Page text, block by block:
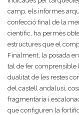
camp, els informes
confecció final de la
científic, ha permès
estructures que el
Finalment, la posada
tal de fer comprensible
dualitat de les restes
del castell andalusí,
fragmentària i
que configuren la